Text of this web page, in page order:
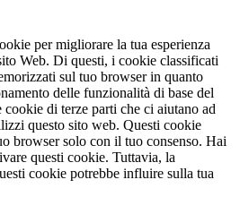
per migliorare la tua esperienza
Web. Di questi, i cookie classificati
sul tuo browser in quanto
delle funzionalità di base del
di terze parti che ci aiutano ad
questo sito web. Questi cookie
browser solo con il tuo consenso. Hai
questi cookie. Tuttavia, la
cookie potrebbe influire sulla tua